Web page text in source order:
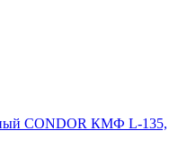
CONDOR КМФ L-135,